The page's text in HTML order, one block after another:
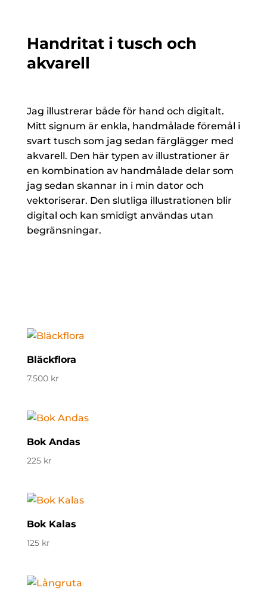
Handritat i tusch och
akvarell
Jag illustrerar både för hand och digitalt.
Mitt signum är enkla, handmålade föremål i
svart tusch som jag sedan färglägger med
akvarell. Den här typen av illustrationer är
en kombination av handmålade delar som
jag sedan skannar in i min dator och
vektoriserar. Den slutliga illustrationen blir
digital och kan smidigt användas utan
begränsningar.
Bläckflora
7.500 kr
Bok Andas
225 kr
Bok Kalas
125 kr